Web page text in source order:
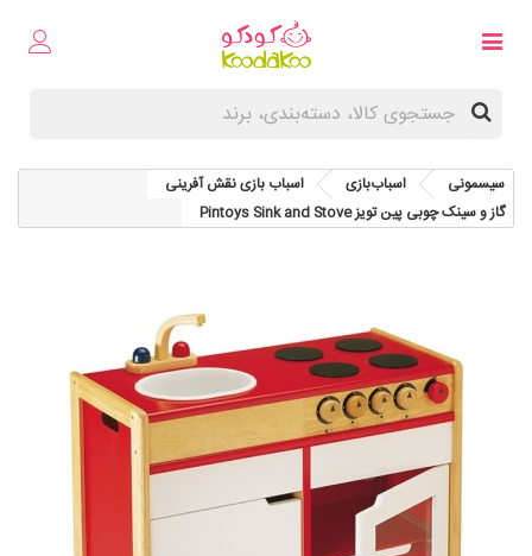
سیسمونی اسباب‌بازی
اسباب بازی نقش آفرینی
گاز و سینک چوبی پین تویز Pintoys Sink and Stove